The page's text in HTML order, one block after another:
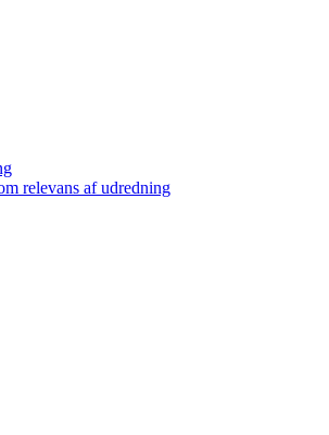
relevans af udredning